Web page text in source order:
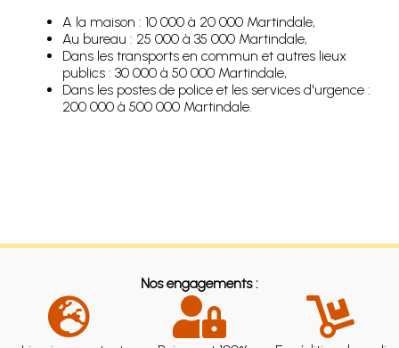
A la maison : 10 000 à 20 000 Martindale,
Au bureau : 25 000 à 35 000 Martindale,
Dans les transports en commun et autres lieux
publics : 30 000 à 50 000 Martindale,
Dans les postes de police et les services d'urgence :
200 000 à 500 000 Martindale.
Nos engagements :